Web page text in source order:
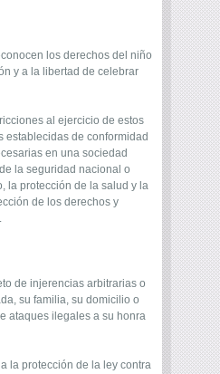
los derechos del niño
y a la libertad de celebrar
al ejercicio de estos
establecidas de conformidad
en una sociedad
la seguridad nacional o
la protección de la salud y la
de los derechos y
de injerencias arbitrarias o
su familia, su domicilio o
ataques ilegales a su honra
la protección de la ley contra